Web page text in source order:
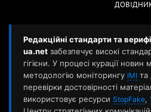
Редакційні стандарти та
ua.net забезпечує високі
гігієни. У процесі курації
методологію моніторингу ІМІ та
перевірки достовірності
використовує ресурси StopFake,